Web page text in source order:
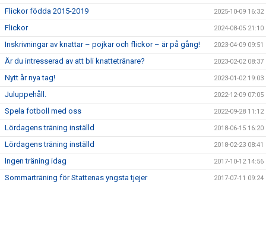
Flickor födda 2015-2019 2025-10-09 16:32
Flickor 2024-08-05 21:10
Inskrivningar av knattar – pojkar och flickor – är på gång! 2023-04-09 09:51
Är du intresserad av att bli knattetränare? 2023-02-02 08:37
Nytt år nya tag! 2023-01-02 19:03
Juluppehåll. 2022-12-09 07:05
Spela fotboll med oss 2022-09-28 11:12
Lördagens träning inställd 2018-06-15 16:20
Lördagens träning inställd 2018-02-23 08:41
Ingen träning idag 2017-10-12 14:56
Sommarträning för Stattenas yngsta tjejer 2017-07-11 09:24